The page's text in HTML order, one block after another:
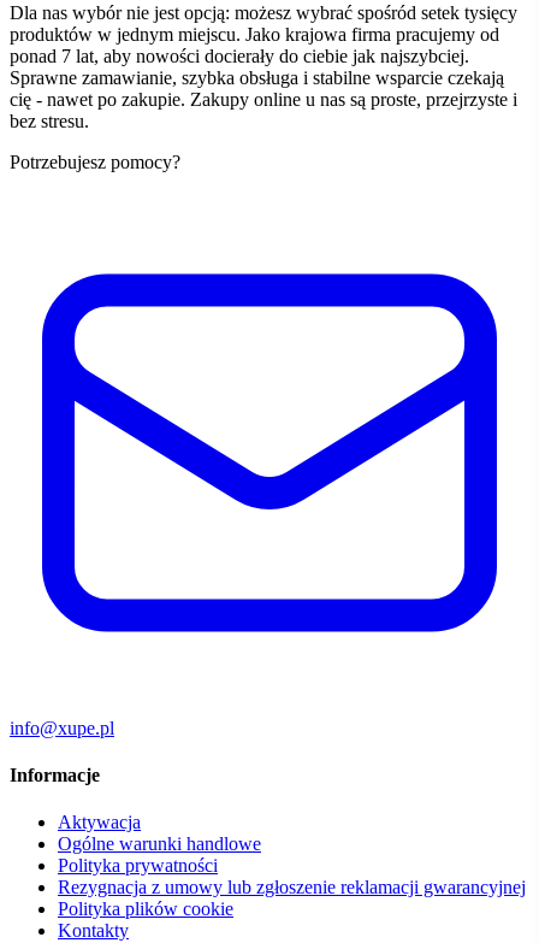
Dla nas wybór nie jest opcją: możesz wybrać spośród setek tysięcy
produktów w jednym miejscu. Jako krajowa firma pracujemy od
ponad 7 lat, aby nowości docierały do ciebie jak najszybciej.
Sprawne zamawianie, szybka obsługa i stabilne wsparcie czekają
cię - nawet po zakupie. Zakupy online u nas są proste, przejrzyste i
bez stresu.
Potrzebujesz pomocy?
info@xupe.pl
Informacje
Aktywacja
Ogólne warunki handlowe
Polityka prywatności
Rezygnacja z umowy lub zgłoszenie reklamacji gwarancyjnej
Polityka plików cookie
Kontakty